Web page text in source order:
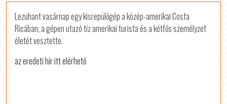
Lezuhant vasárnap egy kisrepülőgép a közép-amerikai Costa
Ricában, a gépen utazó tíz amerikai turista és a kétfős személyzet
életét vesztette.
az eredeti hír itt elérhető